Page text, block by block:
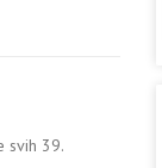
svih 39.